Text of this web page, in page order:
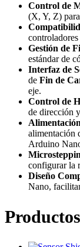
Control de
(X, Y, Z)
controladores
Gestión de
estándar de
Interfaz de
de Fin de
eje.
Control de
de dirección
alimentación
Arduino
configurar la
Diseño
Nano,